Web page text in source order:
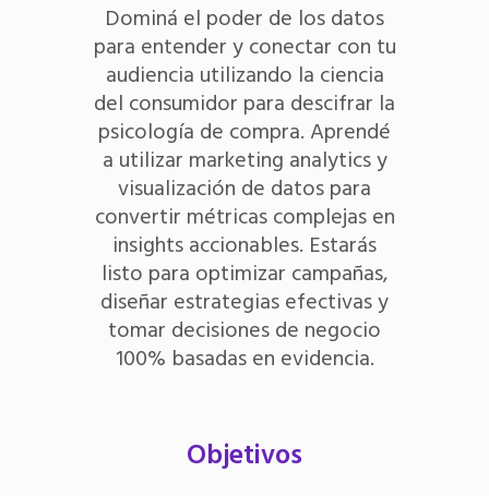
Dominá el poder de los datos
para entender y conectar con tu
audiencia utilizando la ciencia
del consumidor para descifrar la
psicología de compra. Aprendé
a utilizar marketing analytics y
visualización de datos para
convertir métricas complejas en
insights accionables. Estarás
listo para optimizar campañas,
diseñar estrategias efectivas y
tomar decisiones de negocio
100% basadas en evidencia.
Objetivos